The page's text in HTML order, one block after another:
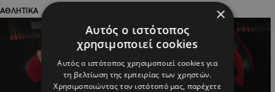
ΑΘΛΗΤΙΚΑ ×
Αυτός ο ιστότοπος
χρησιμοποιεί cookies
Αυτός ο ιστότοπος χρησιμοποιεί cookies για
τη βελτίωση της εμπειρίας των χρηστών.
Χρησιμοποιώντας τον ιστότοπό μας, παρέχετε